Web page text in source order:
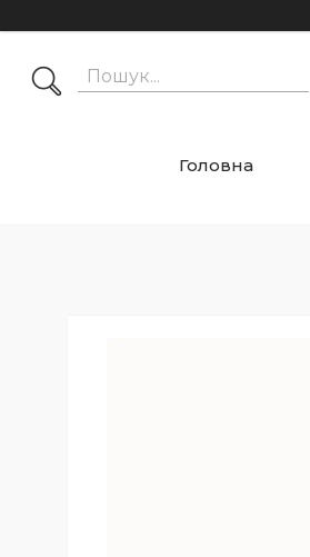
Головна